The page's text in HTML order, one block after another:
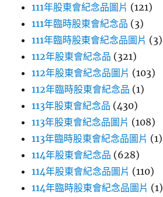
111年股東會紀念品圖片 (121)
111年臨時股東會紀念品 (3)
111年臨時股東會紀念品圖片 (3)
112年股東會紀念品 (321)
112年股東會紀念品圖片 (103)
112年臨時股東會紀念品 (1)
113年股東會紀念品 (430)
113年股東會紀念品圖片 (108)
113年臨時股東會紀念品圖片 (1)
114年股東會紀念品 (628)
114年股東會紀念品圖片 (110)
114年臨時股東會紀念品圖片 (1)